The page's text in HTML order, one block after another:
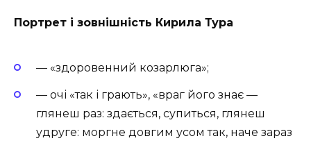
Портрет і зовнішність Кирила Тура
— «здоровенний козарлюга»;
— очі «так і грають», «враг його знає —
глянеш раз: здається, супиться, глянеш
удруге: моргне довгим усом так, наче зараз